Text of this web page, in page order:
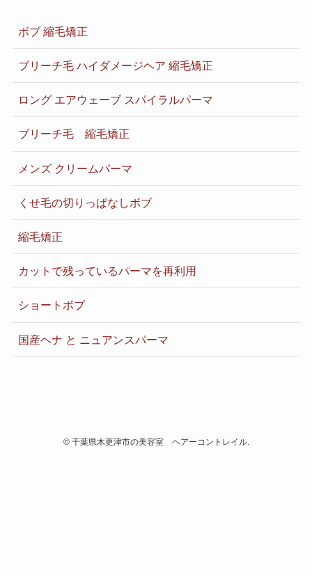
ボブ 縮毛矯正
ブリーチ毛 ハイダメージヘア 縮毛矯正
ロング エアウェーブ スパイラルパーマ
ブリーチ毛 縮毛矯正
メンズ クリームパーマ
くせ毛の切りっぱなしボブ
縮毛矯正
カットで残っているパーマを再利用
ショートボブ
国産ヘナ と ニュアンスパーマ
©千葉県木更津市の美容室 ヘアーコントレイル.